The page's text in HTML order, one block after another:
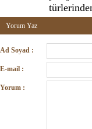
Yorum Yaz
Ad Soyad :
E-mail :
Yorum :